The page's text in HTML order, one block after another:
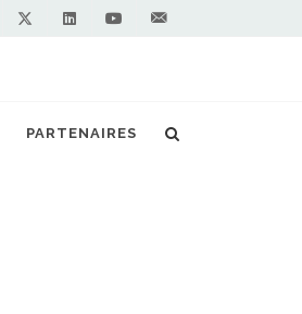
PARTENAIRES